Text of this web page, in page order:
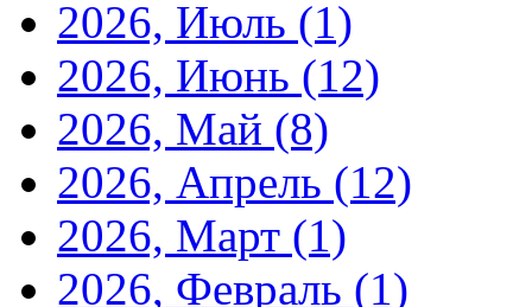
2026, Июль (1)
2026, Июнь (12)
2026, Май (8)
2026, Апрель (12)
2026, Март (1)
2026, Февраль (1)